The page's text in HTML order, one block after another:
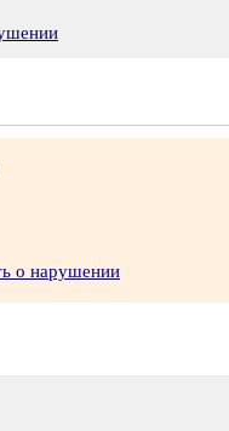
о нарушении